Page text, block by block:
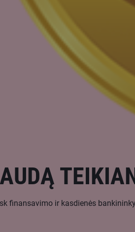
finansavimo ir kasdienės